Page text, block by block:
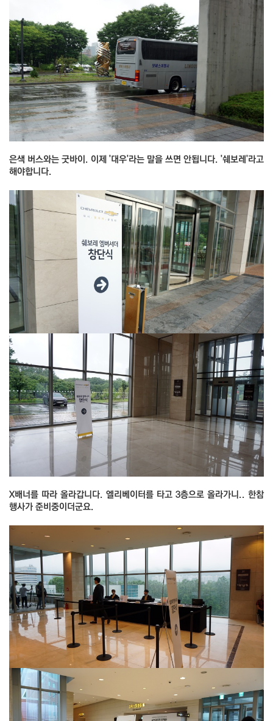
은색 버스와는 굿바이. 이제 '대우'라는 말을 쓰면 안됩니다. '쉐보레'라고
해야합니다.
X배너를 따라 올라갑니다. 엘리베이터를 타고 3층으로 올라가니.. 한참
행사가 준비중이더군요.